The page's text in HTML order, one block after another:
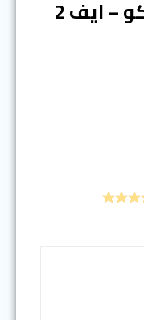
شفرات نسائية دوركو – ايف 2